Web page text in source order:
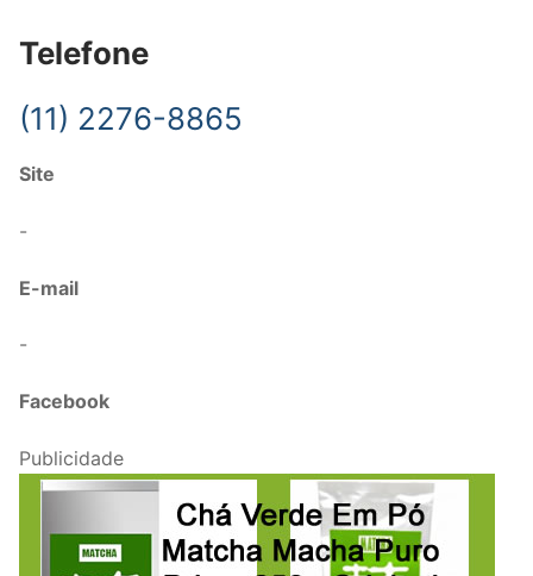
Telefone
(11) 2276-8865
Site
-
E-mail
-
Facebook
Publicidade